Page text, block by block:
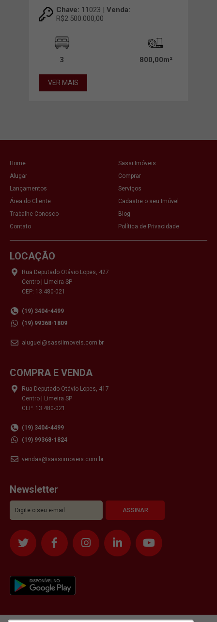
Chave: 11023 | Venda:
R$2.500.000,00
3 800,00m²
VER MAIS
Home
Sassi Imóveis
Alugar
Comprar
Lançamentos
Serviços
Área do Cliente
Cadastre o seu Imóvel
Trabalhe Conosco
Blog
Contato
Política de Privacidade
LOCAÇÃO
Rua Deputado Otávio Lopes, 427
Centro | Limeira SP
CEP: 13.480-021
(19) 3404-4499
(19) 99368-1809
aluguel@sassiimoveis.com.br
COMPRA E VENDA
Rua Deputado Otávio Lopes, 417
Centro | Limeira SP
CEP: 13.480-021
(19) 3404-4499
(19) 99368-1824
vendas@sassiimoveis.com.br
Newsletter